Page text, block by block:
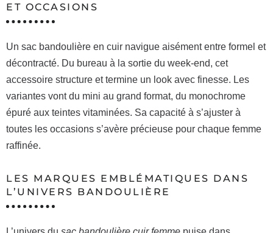
ET OCCASIONS
Un sac bandoulière en cuir navigue aisément entre formel et
décontracté. Du bureau à la sortie du week-end, cet
accessoire structure et termine un look avec finesse. Les
variantes vont du mini au grand format, du monochrome
épuré aux teintes vitaminées. Sa capacité à s’ajuster à
toutes les occasions s’avère précieuse pour chaque femme
raffinée.
LES MARQUES EMBLÉMATIQUES DANS
L’UNIVERS BANDOULIÈRE